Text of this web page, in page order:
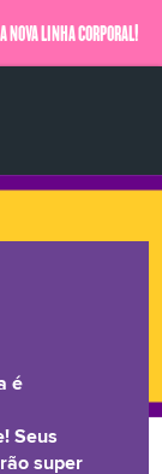
LINHA CORPORAL!
é
Seus
super